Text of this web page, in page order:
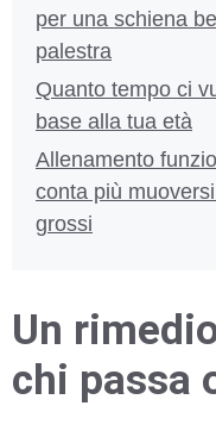
per una schiena
palestra
Quanto tempo ci
base alla tua età
Allenamento
conta più
grossi
Un
chi passa